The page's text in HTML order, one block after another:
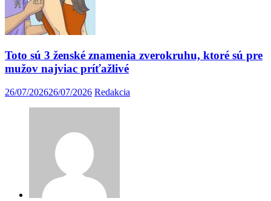
Toto sú 3 ženské znamenia zverokruhu, ktoré sú pre
mužov najviac príťažlivé
26/07/202626/07/2026 Redakcia